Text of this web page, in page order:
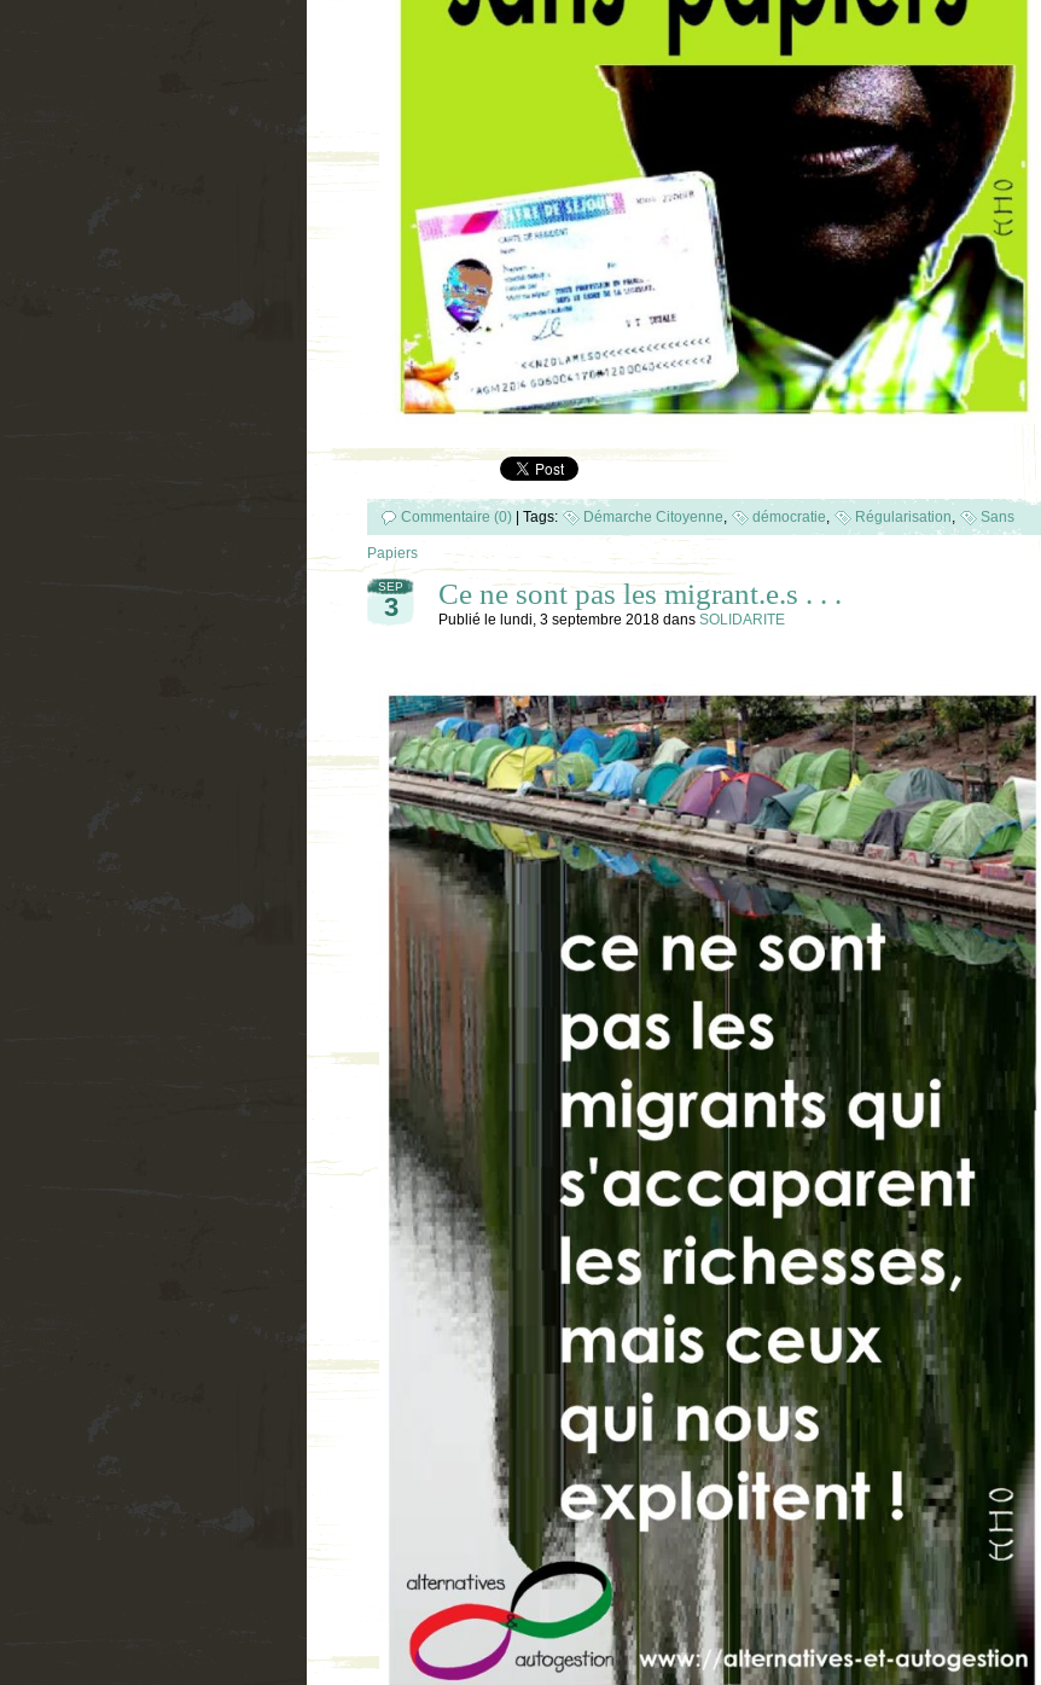
Commentaire (0) | Tags: Démarche Citoyenne démocratie Régularisation Sans
Papiers
SEP
3 Ce ne sont pas les migrant.e.s . . .
Publié le lundi, 3 septembre 2018 dans SOLIDARITE